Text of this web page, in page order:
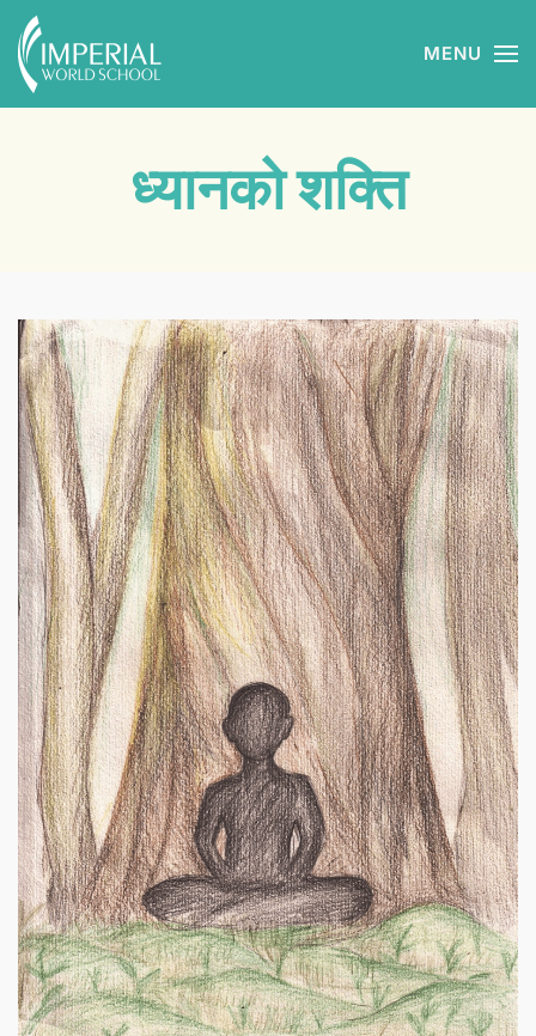
Skip to main content MENU
ध्यानको शक्ति